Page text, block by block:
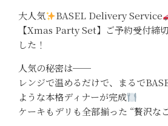
大人気 BASEL Delivery Service
【Xmas Party Set】ご予約受付締
した！
人気の秘密は──
レンジで温めるだけで、まるで
ような本格ディナーが完成
ケーキもデリも全部揃った “贅沢な